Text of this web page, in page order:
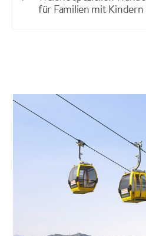
für Familien mit